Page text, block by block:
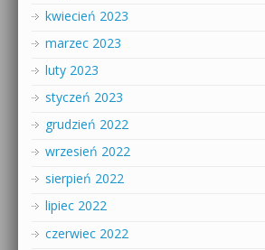
kwiecień 2023
marzec 2023
luty 2023
styczeń 2023
grudzień 2022
wrzesień 2022
sierpień 2022
lipiec 2022
czerwiec 2022